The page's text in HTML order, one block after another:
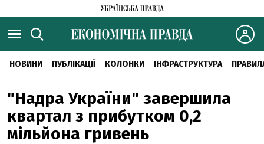
НОВИНИ ПУБЛІКАЦІЇ КОЛОНКИ ІНФРАСТРУКТУРА
"Надра України" завершила
квартал з прибутком 0,2
мільйона гривень